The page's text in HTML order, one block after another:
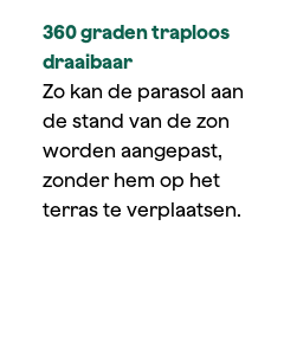
360 graden traploos
draaibaar
Zo kan de parasol aan
de stand van de zon
worden aangepast,
zonder hem op het
terras te verplaatsen.